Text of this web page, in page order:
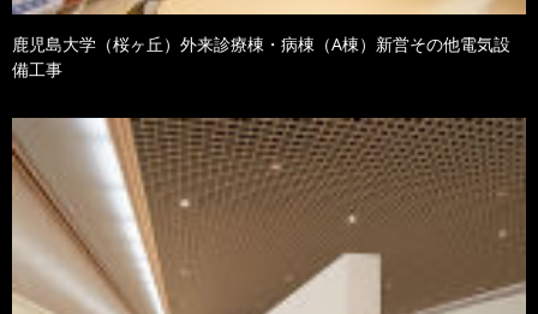
鹿児島大学（桜ヶ丘）外来診療棟・病棟（A棟）新営その他電気設
備工事